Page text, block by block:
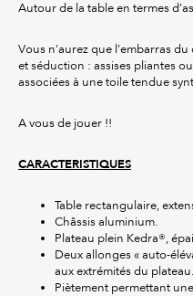
Autour de la table en termes
Vous n’aurez que l’embarras
et séduction : assises pliantes
associées à une toile tendue
A vous de jouer !!
CARACTERISTIQUES
Table rectangulaire,
Châssis aluminium.
Plateau plein Kedra®,
Deux allonges « auto-
aux extrémités du plateau.
Piètement permettant